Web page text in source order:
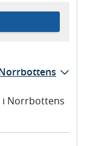
i Norrbottens